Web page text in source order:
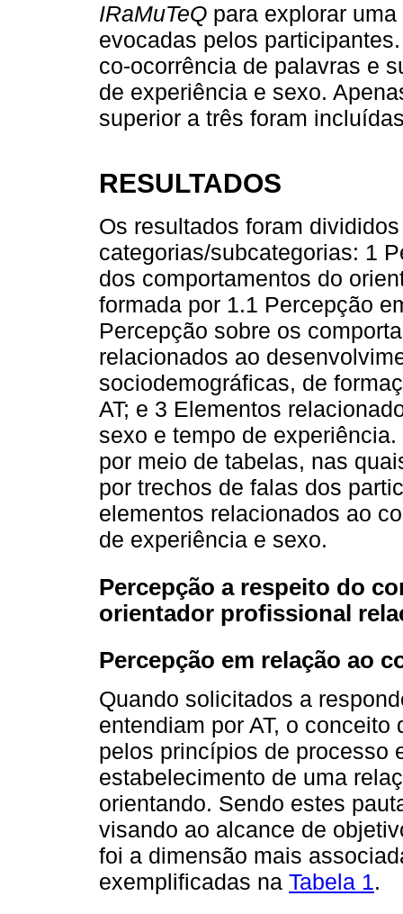
IRaMuTeQ para explorar
evocadas pelos
co-ocorrência de palavras e
de experiência e sexo.
superior a três foram
RESULTADOS
Os resultados foram
categorias/subcategorias: 1
dos comportamentos do
formada por 1.1 Percepção
Percepção sobre os
relacionados ao
sociodemográficas, de
AT; e 3 Elementos
sexo e tempo de
por meio de tabelas, nas
por trechos de falas dos
elementos relacionados ao
de experiência e sexo.
Percepção a respeito do
orientador profissional
Percepção em relação ao
Quando solicitados a
entendiam por AT, o conceito
pelos princípios de processo
estabelecimento de uma
orientando. Sendo estes
visando ao alcance de
foi a dimensão mais
exemplificadas na Tabela 1.